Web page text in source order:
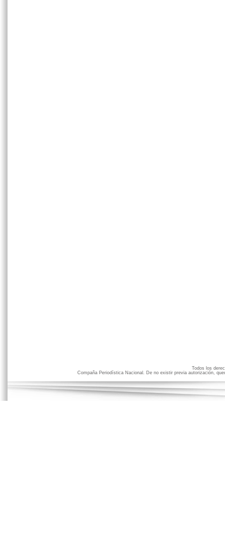
Todos los
Compaña Periodística Nacional. De no existir previa autorización,